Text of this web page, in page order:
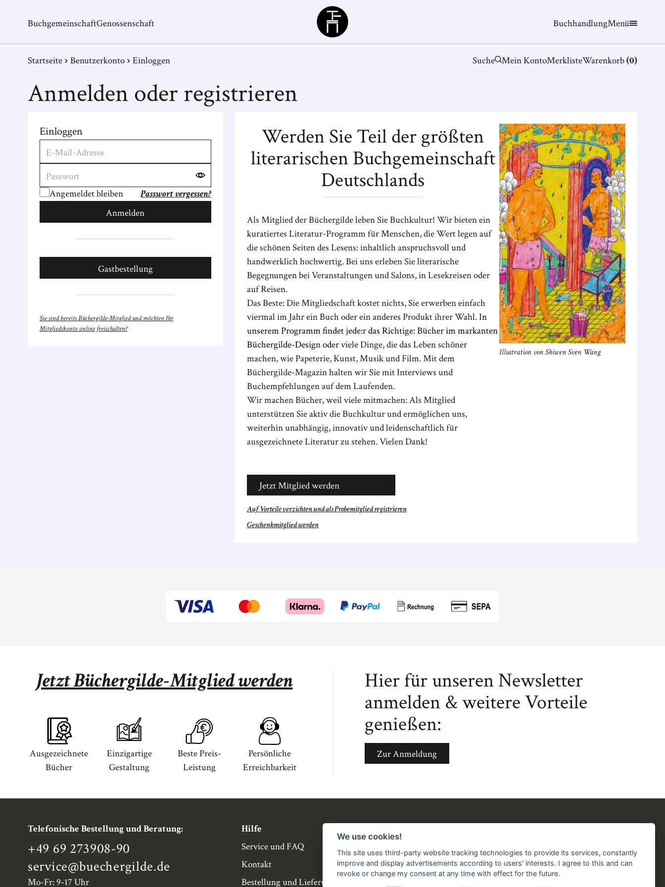
BuchgemeinschaftGenossenschaft
Büchergilde
BuchhandlungMenü
Startseite Benutzerkonto Einloggen Suche Mein KontoMerklisteWarenkorb(0)
Anmelden oder registrieren
Einloggen
Angemeldet bleiben Passwort vergessen?
Gastbestellung
Sie sind bereits Büchergilde-Mitglied und möchten Ihr
Mitgliedskonto online freischalten?
Werden Sie Teil der größten
literarischen Buchgemeinschaft
Deutschlands
Als Mitglied der Büchergilde leben Sie Buchkultur! Wir bieten ein
kuratiertes Literatur-Programm für Menschen, die Wert legen auf
die schönen Seiten des Lesens: inhaltlich anspruchsvoll und
handwerklich hochwertig. Bei uns erleben Sie literarische
Begegnungen bei Veranstaltungen und Salons, in Lesekreisen oder
auf Reisen.
Das Beste: Die Mitgliedschaft kostet nichts, Sie erwerben einfach
viermal im Jahr ein Buch oder ein anderes Produkt ihrer Wahl. In
unserem Programm findet jede:r das Richtige: Bücher im markanten
Büchergilde-Design oderviele Dinge, die das Leben schöner
machen, wie Papeterie, Kunst, Musik und Film. Mit dem
Büchergilde-Magazin halten wir Sie mit Interviews und
Buchempfehlungen auf dem Laufenden.
Wir machen Bücher, weil viele mitmachen: Als Mitglied
unterstützen Sie aktiv die Buchkultur und ermöglichen uns,
weiterhin unabhängig, innovativ und leidenschaftlich für
ausgezeichnete Literatur zu stehen. Vielen Dank!
Jetzt Mitglied werden
Auf Vorteile verzichten und als Probemitglied registrieren
Geschenkmitglied werden
Illustration von Shiwen Sven Wang
Jetzt Büchergilde-Mitglied werden
Ausgezeichnete
Bücher
Einzigartige
Gestaltung
Beste Preis-
Leistung
Persönliche
Erreichbarkeit
Hier für unseren Newsletter
anmelden & weitere Vorteile
genießen:
Zur Anmeldung
Telefonische Bestellung und Beratung:
+49 69 273908-90
service@buechergilde.de
Mo-Fr: 9-17 Uhr
Hilfe
Service und FAQ
Kontakt
Bestellung und Lieferung
Buchgemeinschaft
Genossenschaft
FacebookInstagramYouTubeTikTok
Zustellung durch:
We use cookies!
This site uses third-party website tracking technologies to provide its services, constantly
improve and display advertisements according to users' interests. I agree to this and can
revoke or change my consent at any time with effect for the future.